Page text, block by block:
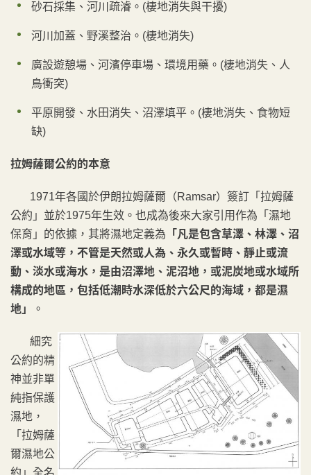
砂石採集、河川疏濬。(棲地消失與干擾)
河川加蓋、野溪整治。(棲地消失)
廣設遊憩場、河濱停車場、環境用藥。(棲地消失、人
鳥衝突)
平原開發、水田消失、沼澤填平。(棲地消失、食物短
缺)
拉姆薩爾公約的本意
1971年各國於伊朗拉姆薩爾（Ramsar）簽訂「拉姆薩
公約」並於1975年生效。也成為後來大家引用作為「濕地
保育」的依據，其將濕地定義為 「凡是包含草澤、林澤、沼
澤或水域等，不管是天然或人為、永久或暫時、靜止或流
動、淡水或海水，是由沼澤地、泥沼地，或泥炭地或水域所
構成的地區，包括低潮時水深低於六公尺的海域，都是濕
地」
。
細究
公約的精
神並非單
純指保護
濕地，
「拉姆薩
爾濕地公